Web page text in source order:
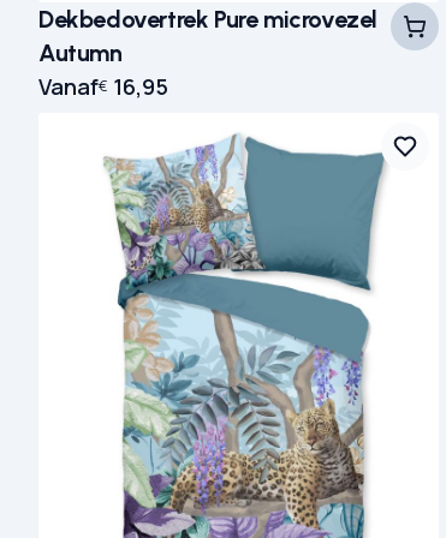
Dekbedovertrek Pure microvezel
Autumn
Vanaf€ 16,95